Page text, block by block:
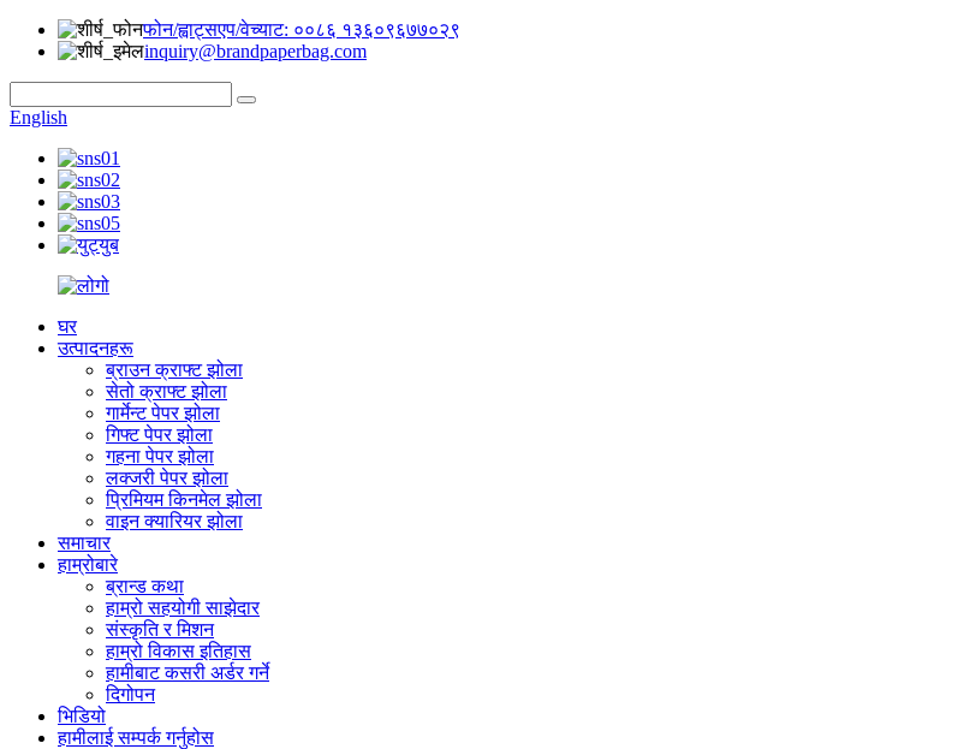
फोन/ह्वाट्सएप/वेच्याट: ००८६ १३६०९६७७०२९
inquiry@brandpaperbag.com
English
घर
उत्पादनहरू
ब्राउन क्राफ्ट झोला
सेतो क्राफ्ट झोला
गार्मेन्ट पेपर झोला
गिफ्ट पेपर झोला
गहना पेपर झोला
लक्जरी पेपर झोला
प्रिमियम किनमेल झोला
वाइन क्यारियर झोला
समाचार
हाम्रोबारे
ब्रान्ड कथा
हाम्रो सहयोगी साझेदार
संस्कृति र मिशन
हाम्रो विकास इतिहास
हामीबाट कसरी अर्डर गर्ने
दिगोपन
भिडियो
हामीलाई सम्पर्क गर्नुहोस